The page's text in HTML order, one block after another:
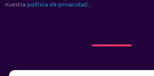
nuestra política de privacidad.